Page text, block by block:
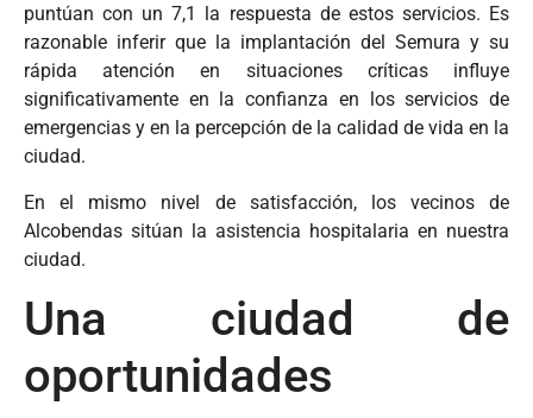
puntúan con un 7,1 la respuesta de estos servicios. Es
razonable inferir que la implantación del Semura y su
rápida atención en situaciones críticas influye
significativamente en la confianza en los servicios de
emergencias y en la percepción de la calidad de vida en la
ciudad.
En el mismo nivel de satisfacción, los vecinos de
Alcobendas sitúan la asistencia hospitalaria en nuestra
ciudad.
Una ciudad de
oportunidades